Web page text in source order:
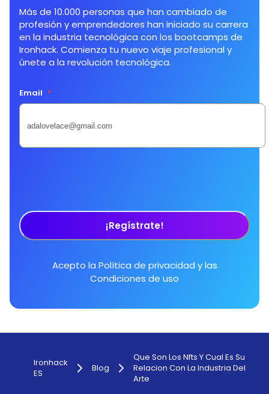
Más de 10.000 personas que han cambiado de
profesión y emprendedores han iniciado su carrera
en la industria tecnológica con los bootcamps de
Ironhack. Comienza tu nuevo viaje profesional y
únete a la revolución tecnológica.
Email *
¡Regístrate!
Acepto la Política de privacidad y las
Condiciones de uso
Ironhack
ES
Blog
Que Son Los Nfts Y Cual Es Su
Relacion Con La Industria Del
Arte